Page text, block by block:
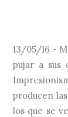
13/05/16 -
pujar a sus
producen
los que se